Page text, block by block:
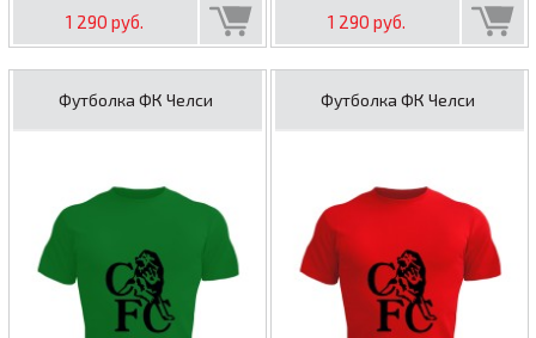
1 290 руб. 1 290 руб.
Футболка ФК Челси Футболка ФК Челси